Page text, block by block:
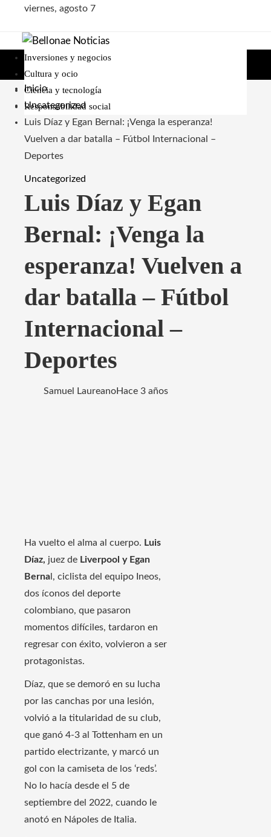
viernes, agosto 7
Inversiones y negocios
Cultura y ocio
Ciencia y tecnología
Responsabilidad social
Inicio
Uncategorized
Luis Díaz y Egan Bernal: ¡Venga la esperanza!
Vuelven a dar batalla – Fútbol Internacional –
Deportes
Uncategorized
Luis Díaz y Egan
Bernal: ¡Venga la
esperanza! Vuelven a
dar batalla – Fútbol
Internacional –
Deportes
Samuel LaureanoHace 3 años
Ha vuelto el alma al cuerpo. Luis
Díaz, juez de Liverpool y Egan
Berna l, ciclista del equipo Ineos,
dos íconos del deporte
colombiano, que pasaron
momentos difíciles, tardaron en
regresar con éxito, volvieron a ser
protagonistas.
Díaz, que se demoró en su lucha
por las canchas por una lesión,
volvió a la titularidad de su club,
que ganó 4-3 al Tottenham en un
partido electrizante, y marcó un
gol con la camiseta de los ‘reds’.
No lo hacía desde el 5 de
septiembre del 2022, cuando le
anotó en Nápoles de Italia.